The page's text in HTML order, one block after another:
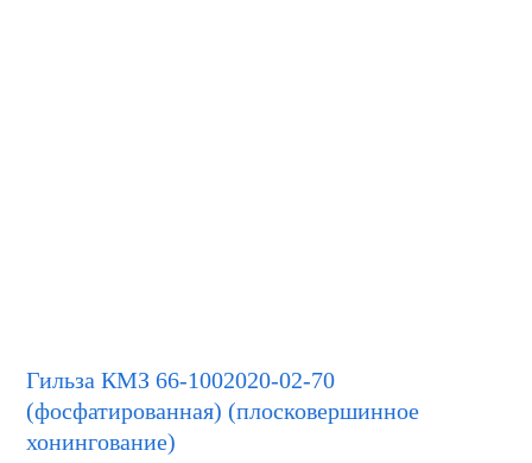
Гильза КМЗ 66-1002020-02-70
(фосфатированная) (плосковершинное
хонингование)